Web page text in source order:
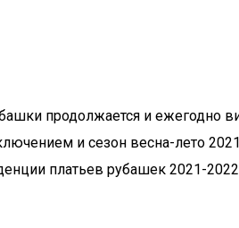
продолжается и ежегодно
и сезон весна-лето
платьев рубашек 2021-2022